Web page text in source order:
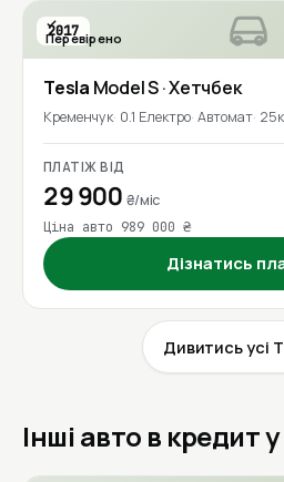
2017
Перевірено
Tesla Model S· Хетчбек
Кременчук 0.1 Електро Автомат
ПЛАТІЖ ВІД
29 900 ₴/міс
Ціна авто 989 000 ₴
Дізнатись
Дивитись усі
Інші авто в кредит